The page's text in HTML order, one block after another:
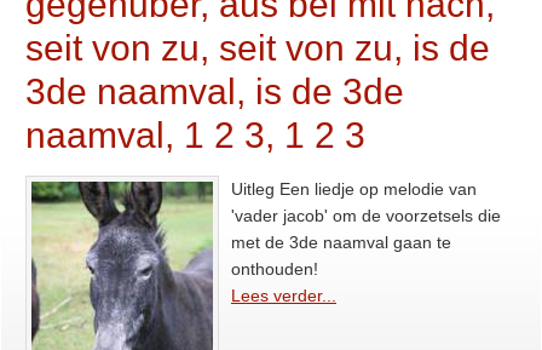
seit von zu, seit von zu, is de
3de naamval, is de 3de
naamval, 1 2 3, 1 2 3
Uitleg Een liedje op melodie van
'vader jacob' om de voorzetsels die
met de 3de naamval gaan te
onthouden!
Lees verder...